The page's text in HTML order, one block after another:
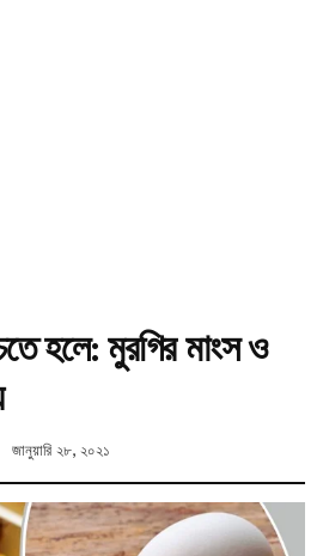
হলে: মুরগির মাংস ও
জানুয়ারি ২৮, ২০২১